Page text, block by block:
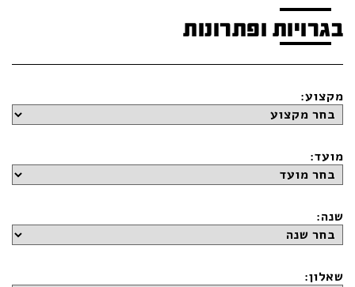
בגרויות ופתרונות
מקצוע:
מועד:
שנה:
שאלון: